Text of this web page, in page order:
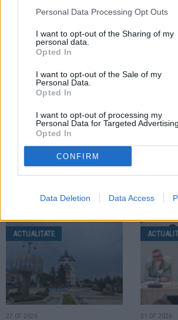
Personal Data Processing Opt Outs
I want to opt-out of the Sharing of my
personal data.
Opted In
I want to opt-out of the Sale of my
Personal Data.
Opted In
I want to opt-out of processing my
Personal Data for Targeted Advertising.
Opted In
CONFIRM
Data Deletion Data Access
află sub Cod portocaliu.
torențiale
zona
Celsius
ACTUALITATE
Fălticenenii sunt invitați să
Satului Bucovinean
ACTUALITATE
27.07.2026 21.07.2026